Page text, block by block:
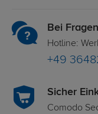
Bei
Hotline:
+49
Sicher
Comodo